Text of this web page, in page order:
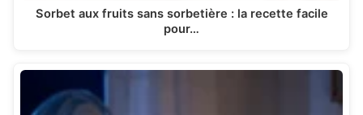
Sorbet aux fruits sans sorbetière : la recette facile
pour…